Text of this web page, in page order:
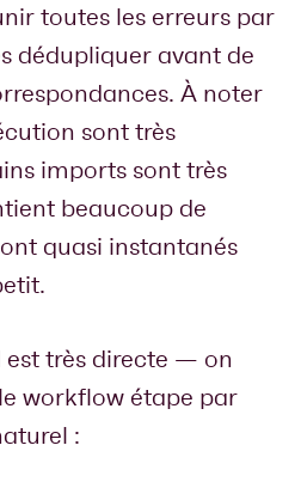
toutes les erreurs par
dédupliquer avant de
À noter
sont très
imports sont très
beaucoup de
quasi instantanés
très directe — on
workflow étape par
: